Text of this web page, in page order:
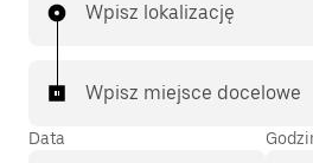
Wpisz lokalizację
Wpisz miejsce docelowe
Data